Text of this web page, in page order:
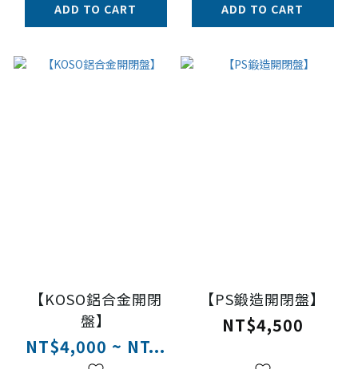
ADD TO CART ADD TO CART
【KOSO鋁合金開閉
盤】
NT$4,000 ~ NT...
【PS鍛造開閉盤】
NT$4,500